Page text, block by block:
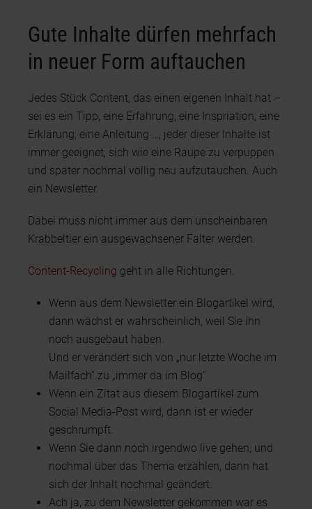
Gute Inhalte dürfen mehrfach
in neuer Form auftauchen
Jedes Stück Content, das einen eigenen Inhalt hat –
sei es ein Tipp, eine Erfahrung, eine Inspriation, eine
Erklärung, eine Anleitung …, jeder dieser Inhalte ist
immer geeignet, sich wie eine Raupe zu verpuppen
und später nochmal völlig neu aufzutauchen. Auch
ein Newsletter.
Dabei muss nicht immer aus dem unscheinbaren
Krabbeltier ein ausgewachsener Falter werden.
Content-Recycling geht in alle Richtungen.
Wenn aus dem Newsletter ein Blogartikel wird,
dann wächst er wahrscheinlich, weil Sie ihn
noch ausgebaut haben.
Und er verändert sich von „nur letzte Woche im
Mailfach“ zu „immer da im Blog“
Wenn ein Zitat aus diesem Blogartikel zum
Social Media-Post wird, dann ist er wieder
geschrumpft.
Wenn Sie dann noch irgendwo live gehen, und
nochmal über das Thema erzählen, dann hat
sich der Inhalt nochmal geändert.
Ach ja, zu dem Newsletter gekommen war es